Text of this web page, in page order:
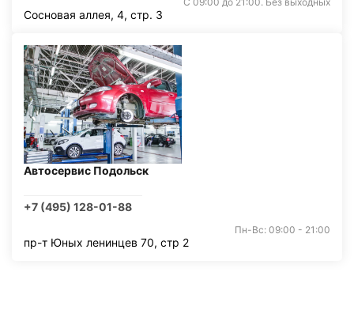
Сосновая аллея, 4, стр. 3
Автосервис Подольск
+7 (495) 128-01-88
Пн-Вс: 09:00 - 21:00
пр-т Юных ленинцев 70, стр 2